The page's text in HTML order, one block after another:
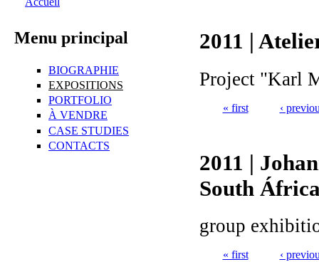
Menu principal
BIOGRAPHIE
EXPOSITIONS
PORTFOLIO
À VENDRE
CASE STUDIES
CONTACTS
2011 |
Project "Karl
« first ‹
2011 |
South
group
« first ‹